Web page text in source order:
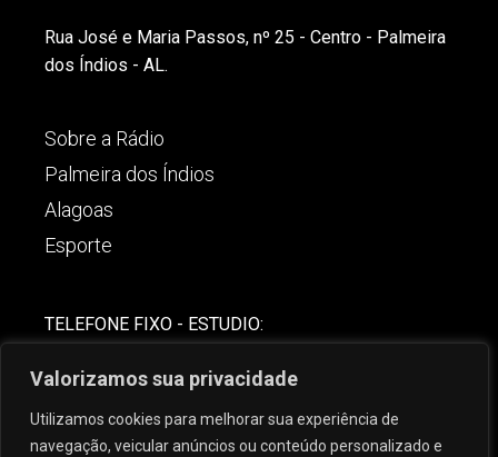
Valorizamos sua privacidade
Utilizamos cookies para melhorar sua experiência de
navegação, veicular anúncios ou conteúdo personalizado e
Rua José e Maria Passos, nº 25 - Centro - Palmeira
dos Índios - AL.
Sobre a Rádio
Palmeira dos Índios
Alagoas
Esporte
TELEFONE FIXO - ESTUDIO:
(82) 99621-8806